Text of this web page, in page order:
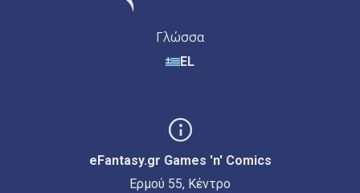
Γλώσσα
EL
eFantasy.gr Games 'n' Comics
Ερμού 55, Κέντρο